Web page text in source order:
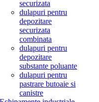
securizata
dulapuri pentru
depozitare
securizata
combinata
dulapuri pentru
depozitare
substante poluante
dulapuri pentru
pastrare butoaie si
canistre